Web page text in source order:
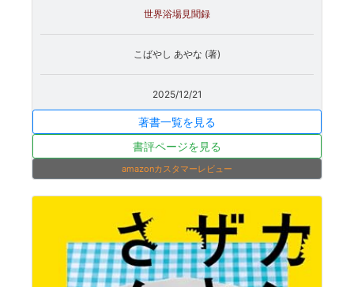
世界浴場見聞録
こばやし あやな (著)
2025/12/21
著書一覧を見る
書評ページを見る
amazonカスタマーレビュー